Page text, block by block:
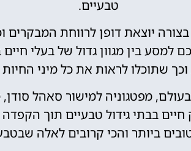
טבעיים.
יוצאת דופן לרווחת המבקרים
למסע בין מגוון גדול של בעלי
שתוכלו לראות את כל מיני
מפטגוניה למישור סאהל סודן,
בבתי גידול טבעיים תוך
ביותר והכי קרובים לאלה